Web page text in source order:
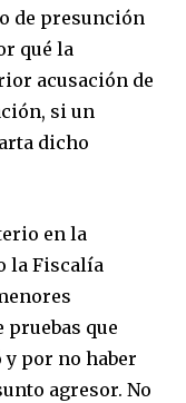
de presunción
qué la
acusación de
si un
dicho
en la
la Fiscalía
que
por no haber
agresor. No